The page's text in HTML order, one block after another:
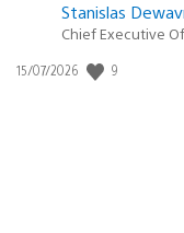
Stanislas
Chief Executive
Fecha
15/07/2026 9